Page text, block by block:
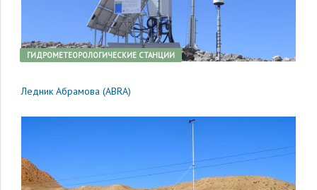
ГИДРОМЕТЕОРОЛОГИЧЕСКИЕ СТАНЦИИ
Ледник Абрамова (ABRA)